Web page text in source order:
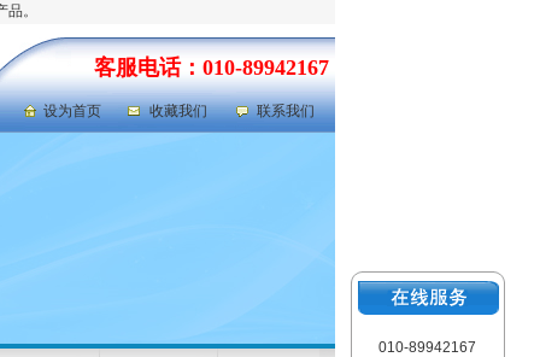
。
客服电话：010-89942167
设为首页 收藏我们 联系我们
岩心劈样机|岩芯劈样机
型号：GFRD-812
010-89942167